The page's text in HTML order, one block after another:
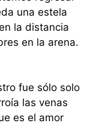
una estela
la distancia
en la arena.
fue sólo solo
las venas
es el amor